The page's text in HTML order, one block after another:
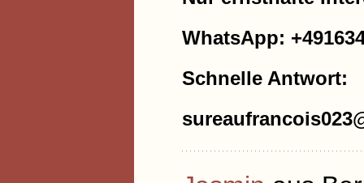
WhatsApp:
Schnelle Antwort: